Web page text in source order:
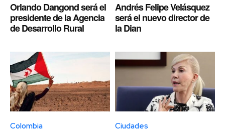
Orlando Dangond será el
presidente de la Agencia
de Desarrollo Rural
Andrés Felipe Velásquez
será el nuevo director de
la Dian
Colombia Ciudades